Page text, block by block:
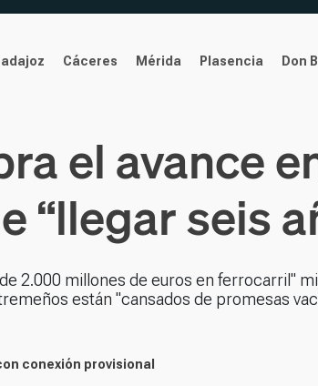
Cáceres Mérida Plasencia Don
el avance
“llegar seis
2.000 millones de euros en ferrocarril"
están "cansados de promesas
conexión provisional